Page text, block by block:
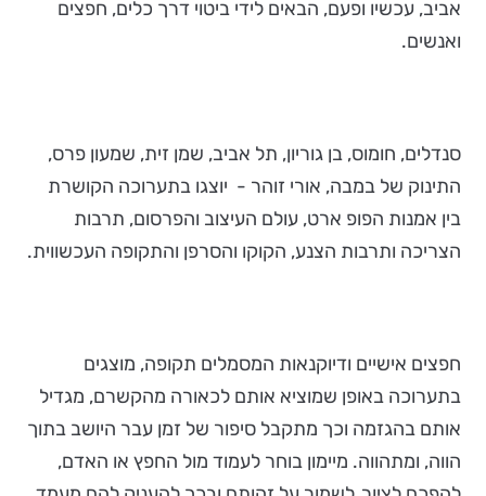
אביב, עכשיו ופעם, הבאים לידי ביטוי דרך כלים, חפצים
ואנשים.
סנדלים, חומוס, בן גוריון, תל אביב, שמן זית, שמעון פרס,
התינוק של במבה, אורי זוהר - יוצגו בתערוכה הקושרת
בין אמנות הפופ ארט, עולם העיצוב והפרסום, תרבות
הצריכה ותרבות הצנע, הקוקו והסרפן והתקופה העכשווית.
חפצים אישיים ודיוקנאות המסמלים תקופה, מוצגים
בתערוכה באופן שמוציא אותם לכאורה מהקשרם, מגדיל
אותם בהגזמה וכך מתקבל סיפור של זמן עבר היושב בתוך
הווה, ומתהווה. מיימון בוחר לעמוד מול החפץ או האדם,